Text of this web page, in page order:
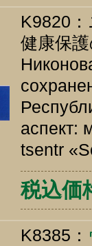
K9820
健康保
аспект:
tsentr
税込価
K8385：